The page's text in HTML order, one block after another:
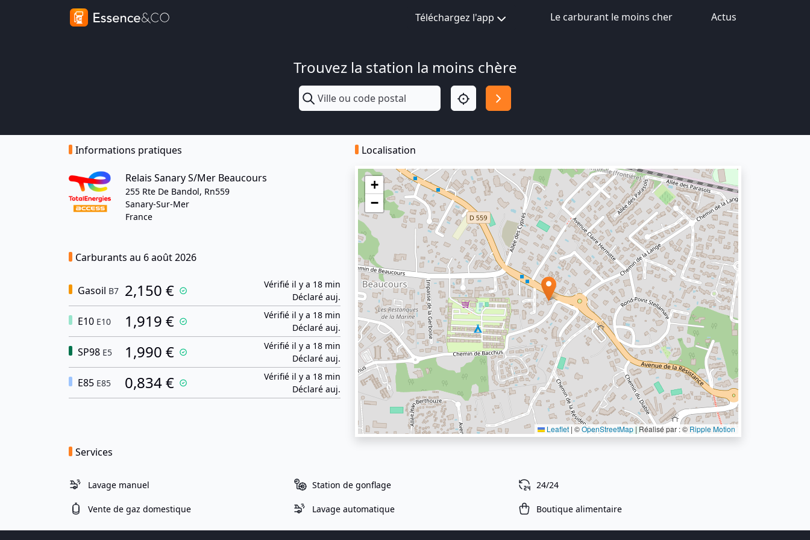
Téléchargez l'app Le carburant le moins cher Actus
Trouvez la station la moins chère
Informations pratiques
Relais Sanary S/Mer Beaucours
255 Rte De Bandol, Rn559
Sanary-Sur-Mer
France
Carburants au 6 août 2026
Gasoil B7 2,150 €
Vérifié il y a 18 min
Déclaré auj.
E10 E10 1,919 €
Vérifié il y a 18 min
Déclaré auj.
SP98 E5 1,990 €
Vérifié il y a 18 min
Déclaré auj.
E85 E85 0,834 €
Vérifié il y a 18 min
Déclaré auj.
Localisation
+
−
Leaflet | ©OpenStreetMap| Réalisé par : © Ripple Motion
Services
Lavage manuel Station de gonflage 24/24
Vente de gaz domestique Lavage automatique Boutique alimentaire